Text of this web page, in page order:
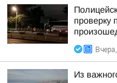
проверку
Из